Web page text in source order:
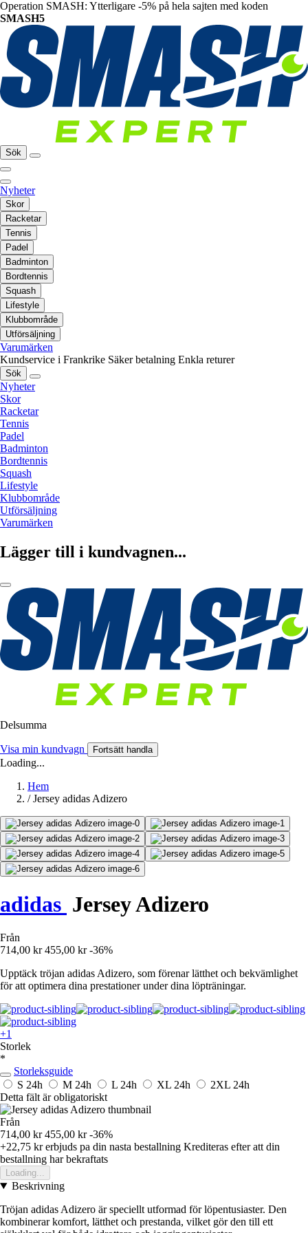
Operation SMASH: Ytterligare -5% på hela sajten med koden
SMASH5
Sök
Nyheter
Skor
Racketar
Tennis
Padel
Badminton
Bordtennis
Squash
Lifestyle
Klubbområde
Utförsäljning
Varumärken
Kundservice i Frankrike Säker betalning Enkla returer
Sök
Nyheter
Skor
Racketar
Tennis
Padel
Badminton
Bordtennis
Squash
Lifestyle
Klubbområde
Utförsäljning
Varumärken
Lägger till i kundvagnen...
Delsumma
Visa min kundvagn Fortsätt handla
Loading...
Hem
/ Jersey adidas Adizero
adidas Jersey Adizero
Från
714,00 kr 455,00 kr -36%
Upptäck tröjan adidas Adizero, som förenar lätthet och bekvämlighet
för att optimera dina prestationer under dina löpträningar.
+1
Storlek
*
Storleksguide
S 24h M 24h L 24h XL 24h 2XL 24h
Detta fält är obligatoriskt
Från
714,00 kr 455,00 kr -36%
+22,75 krerbjuds pa din nasta bestallning Krediteras efter att din
bestallning har bekraftats
Loading...
Beskrivning
Tröjan adidas Adizero är speciellt utformad för löpentusiaster. Den
kombinerar komfort, lätthet och prestanda, vilket gör den till ett